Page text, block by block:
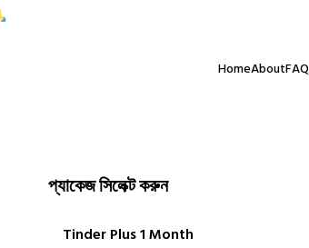
আপনাদের বিশ্বাসই আমাদের সবচেয়ে বড় অর্জন। অর্ডার
HomeAboutFAQ
প্যাকেজ সিলেক্ট করুন
Tinder Plus 1 Month